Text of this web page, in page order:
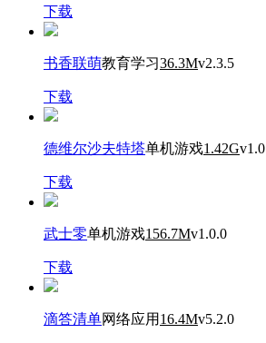
下载
书香联萌教育学习36.3Mv2.3.5
下载
德维尔沙夫特塔单机游戏1.42Gv1.0
下载
武士零单机游戏156.7Mv1.0.0
下载
滴答清单网络应用 16.4Mv5.2.0